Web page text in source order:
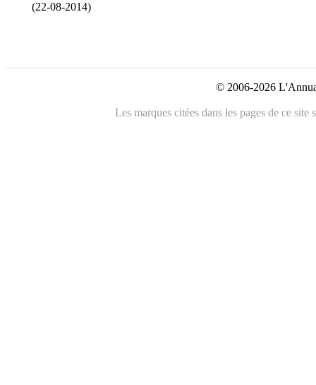
(22-08-2014)
© 2006-2026
Les marques citées dans les pages de ce